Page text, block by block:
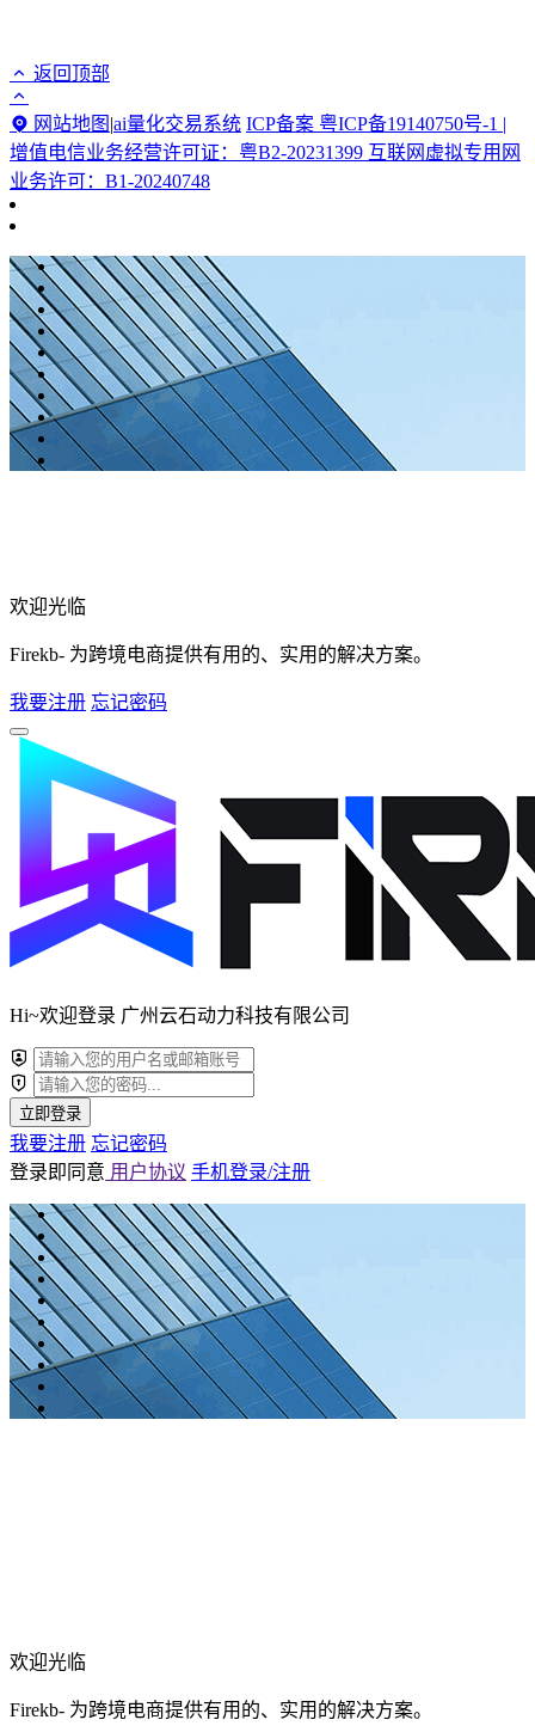
返回顶部
网站地图 |ai量化交易系统 ICP备案 粤ICP备19140750号-1 |
增值电信业务经营许可证：粤B2-20231399 互联网虚拟专用网
业务许可：B1-20240748
欢迎光临
Firekb- 为跨境电商提供有用的、实用的解决方案。
我要注册 忘记密码
Hi~欢迎登录 广州云石动力科技有限公司
立即登录
我要注册 忘记密码
登录即同意 用户协议 手机登录/注册
欢迎光临
Firekb- 为跨境电商提供有用的、实用的解决方案。